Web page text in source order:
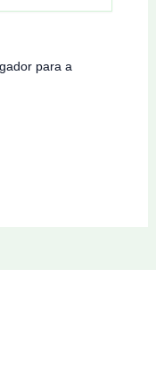
para a